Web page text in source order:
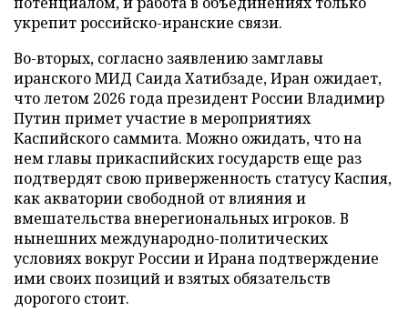
укрепит российско-иранские связи.
Во-вторых, согласно заявлению замглавы
иранского МИД Саида Хатибзаде, Иран ожидает,
что летом 2026 года президент России Владимир
Путин примет участие в мероприятиях
Каспийского саммита. Можно ожидать, что на
нем главы прикаспийских государств еще раз
подтвердят свою приверженность статусу Каспия,
как акватории свободной от влияния и
вмешательства внерегиональных игроков. В
нынешних международно-политических
условиях вокруг России и Ирана подтверждение
ими своих позиций и взятых обязательств
дорогого стоит.